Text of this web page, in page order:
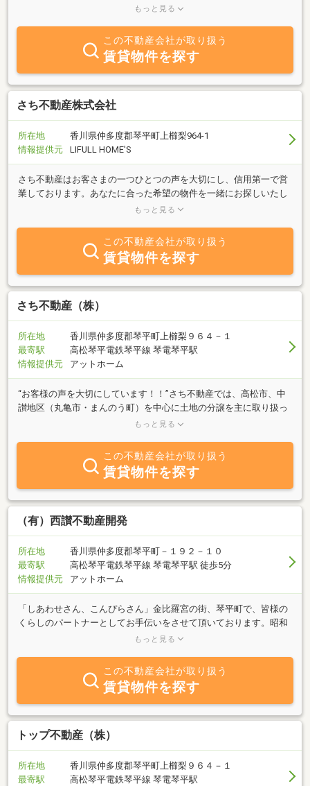
えてよかった”思いきってよかった”とご満足の笑顔をいただける事
手伝いさせて頂きますのでお気軽にお声掛け下さいませ。
もっと見る
この不動産会社が取り扱う
賃貸物件を探す
さち不動産株式会社
所在地
香川県仲多度郡琴平町上櫛梨964-1
情報提供元
LIFULL HOME'S
さち不動産はお客さまの一つひとつの声を大切にし、信用第一で営
業しております。あなたに合った希望の物件を一緒にお探しいたし
ます。周辺地域の賃貸物件も取り扱っておりますので、お気軽にお
もっと見る
この不動産会社が取り扱う
賃貸物件を探す
さち不動産（株）
所在地
香川県仲多度郡琴平町上櫛梨９６４－１
最寄駅
高松琴平電鉄琴平線 琴電琴平駅
情報提供元
アットホーム
“お客様の声を大切にしています！！”さち不動産では、高松市、中
讃地区（丸亀市・まんのう町）を中心に土地の分譲を主に取り扱っ
ております。お客様の１つ１つの声を大切にし、信用第一で営業致
か・・・！！尚、周辺地域の賃貸物件も取扱っておりますので、お
気軽にお問い合わせ下さい。
もっと見る
この不動産会社が取り扱う
賃貸物件を探す
（有）西讃不動産開発
所在地
香川県仲多度郡琴平町－１９２－１０
最寄駅
高松琴平電鉄琴平線 琴電琴平駅 徒歩5分
情報提供元
アットホーム
「しあわせさん、こんぴらさん」金比羅宮の街、琴平町で、皆様の
くらしのパートナーとしてお手伝いをさせて頂いております。昭和
４７年の創業以来、地域の皆様と共に歩んでまいりました。琴平町
い・借りたい等あらゆる不動産のお問い合わせは、当社にご用命下
さい。きっと見つかる“いい家・いい土地・いい仲介”
もっと見る
この不動産会社が取り扱う
賃貸物件を探す
トップ不動産（株）
所在地
香川県仲多度郡琴平町上櫛梨９６４－１
最寄駅
高松琴平電鉄琴平線 琴電琴平駅